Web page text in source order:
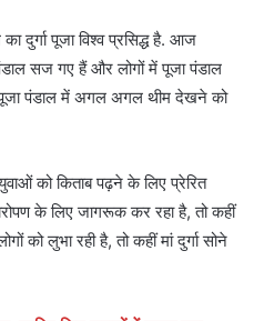
दुर्गा पूजा विश्व प्रसिद्ध है. आज
सज गए हैं और लोगों में पूजा पंडाल
पूजा पंडाल में अगल अगल थीम देखने को
को किताब पढ़ने के लिए प्रेरित
के लिए जागरूक कर रहा है, तो कहीं
को लुभा रही है, तो कहीं मां दुर्गा सोने